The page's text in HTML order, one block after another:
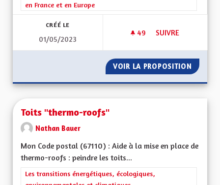
en France et en Europe
CRÉÉ LE
01/05/2023
49 49 ABONNÉS
SUIVRE
VOIR LA PROPOSITION
Toits "thermo-roofs"
Nathan Bauer
Mon Code postal (67110) : Aide à la mise en place de
thermo-roofs : peindre les toits...
Filtrer les résultats de la catégorie : Les transitions
Les transitions énergétiques, écologiques,